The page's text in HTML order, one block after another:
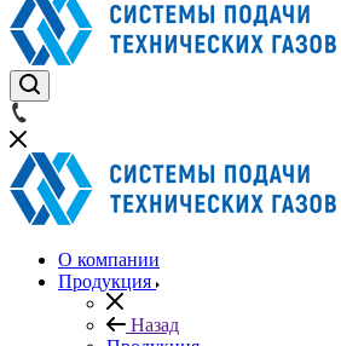
О компании
Продукция
Назад